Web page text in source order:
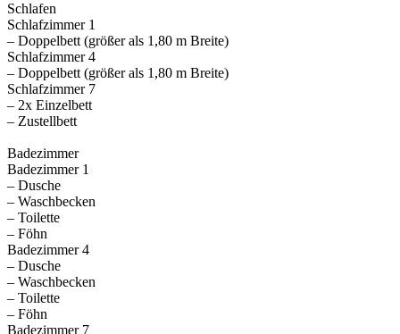
Schlafen
Schlafzimmer 1
– Doppelbett (größer als 1,80 m Breite)
Schlafzimmer 4
– Doppelbett (größer als 1,80 m Breite)
Schlafzimmer 7
– 2x Einzelbett
– Zustellbett
Badezimmer
Badezimmer 1
– Dusche
– Waschbecken
– Toilette
– Föhn
Badezimmer 4
– Dusche
– Waschbecken
– Toilette
– Föhn
Badezimmer 7